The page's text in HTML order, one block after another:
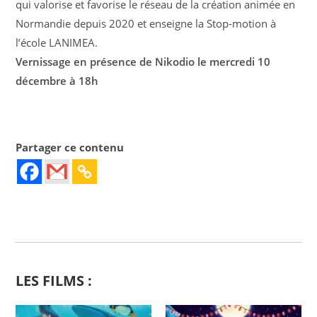
qui valorise et favorise le réseau de la création animée en
Normandie depuis 2020 et enseigne la Stop-motion à
l’école LANIMEA.
Vernissage en présence de Nikodio le mercredi 10
décembre à 18h
Partager ce contenu
LES FILMS :